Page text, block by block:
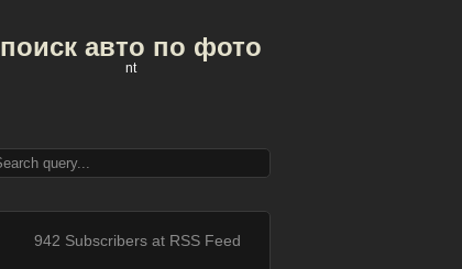
поиск авто по фото
nt
942 Subscribers at RSS Feed